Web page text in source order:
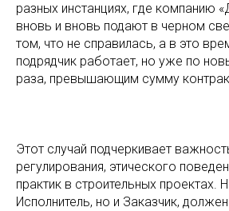
разных инстанциях, где компанию
вновь и вновь подают в черном
том, что не справилась, а в это
подрядчик работает, но уже по
раза, превышающим сумму
Этот случай подчеркивает
регулирования, этического
практик в строительных проектах.
Исполнитель, но и Заказчик,